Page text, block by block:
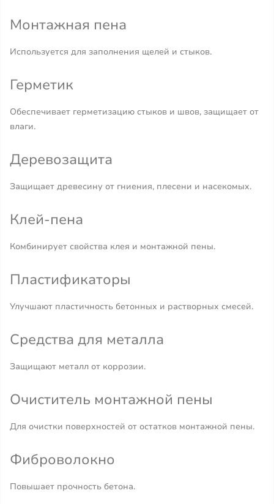
Монтажная пена
Используется для заполнения щелей и стыков.
Герметик
Обеспечивает герметизацию стыков и швов, защищает от
влаги.
Деревозащита
Защищает древесину от гниения, плесени и насекомых.
Клей-пена
Комбинирует свойства клея и монтажной пены.
Пластификаторы
Улучшают пластичность бетонных и растворных смесей.
Средства для металла
Защищают металл от коррозии.
Очиститель монтажной пены
Для очистки поверхностей от остатков монтажной пены.
Фиброволокно
Повышает прочность бетона.